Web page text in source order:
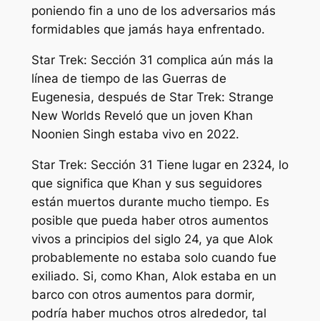
poniendo fin a uno de los adversarios más
formidables que jamás haya enfrentado.
Star Trek: Sección 31 complica aún más la
línea de tiempo de las Guerras de
Eugenesia, después de Star Trek: Strange
New Worlds Reveló que un joven Khan
Noonien Singh estaba vivo en 2022.
Star Trek: Sección 31 Tiene lugar en 2324, lo
que significa que Khan y sus seguidores
están muertos durante mucho tiempo. Es
posible que pueda haber otros aumentos
vivos a principios del siglo 24, ya que Alok
probablemente no estaba solo cuando fue
exiliado. Si, como Khan, Alok estaba en un
barco con otros aumentos para dormir,
podría haber muchos otros alrededor, tal